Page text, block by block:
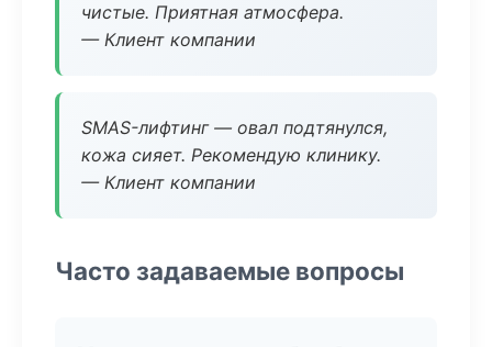
чистые. Приятная атмосфера.
— Клиент компании
SMAS-лифтинг — овал подтянулся,
кожа сияет. Рекомендую клинику.
— Клиент компании
Часто задаваемые вопросы